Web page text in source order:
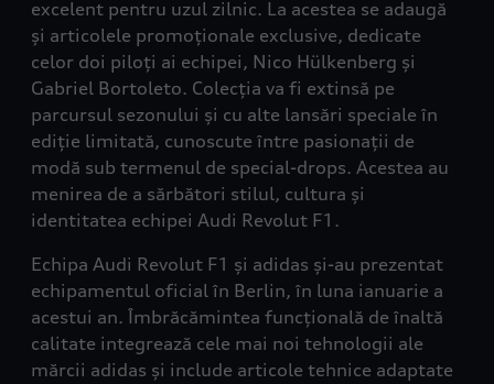
excelent pentru uzul zilnic. La acestea se adaugă
și articolele promoționale exclusive, dedicate
celor doi piloți ai echipei, Nico Hülkenberg și
Gabriel Bortoleto. Colecția va fi extinsă pe
parcursul sezonului și cu alte lansări speciale în
ediție limitată, cunoscute între pasionații de
modă sub termenul de special-drops. Acestea au
menirea de a sărbători stilul, cultura și
identitatea echipei Audi Revolut F1.
Echipa Audi Revolut F1 și adidas și-au prezentat
echipamentul oficial în Berlin, în luna ianuarie a
acestui an. Îmbrăcămintea funcțională de înaltă
calitate integrează cele mai noi tehnologii ale
mărcii adidas și include articole tehnice adaptate